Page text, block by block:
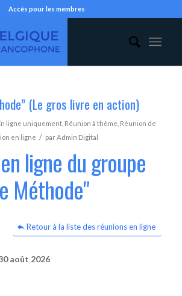
Accès pour les membres
(Le gros livre en action)
ligne uniquement, Réunion à thème Réunion de
en ligne / parAdmin Digital
ligne du groupe
Méthode"
Retour à la liste des réunions en ligne
août 2026